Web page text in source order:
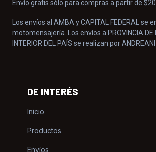
Envío gratis sólo para compras a partir de
Los envíos al AMBA y CAPITAL FEDERAL se
motomensajería. Los envíos a PROVINCIA DE
INTERIOR DEL PAÍS se realizan por
DE INTERÉS
Inicio
Productos
Envíos